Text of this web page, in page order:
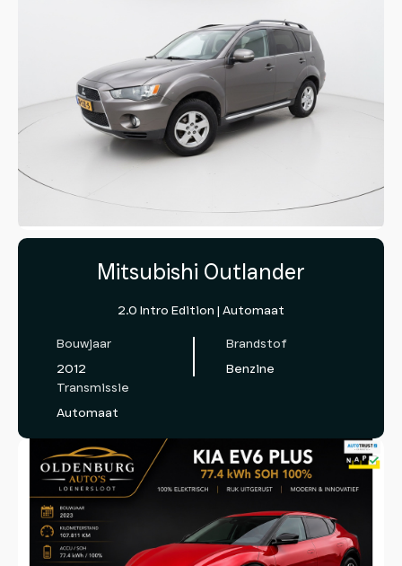
Mitsubishi Outlander
2.0 Intro Edition | Automaat
Bouwjaar
2012
Brandstof
Benzine
Transmissie
Automaat